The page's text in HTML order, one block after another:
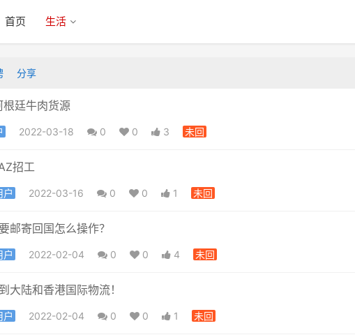
首页 生活
分享
根廷牛肉货源
2022-03-18 0 0 3 未回
招工
户 2022-03-16 0 0 1 未回
邮寄回国怎么操作？
户 2022-02-04 0 0 4 未回
大陆和香港国际物流！
户 2022-02-04 0 0 1 未回